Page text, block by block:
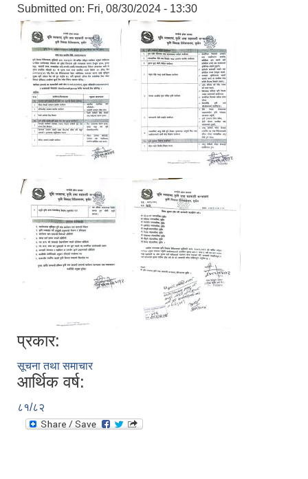
Submitted on: Fri, 08/30/2024 - 13:30
प्रकार:
सूचना तथा समाचार
आर्थिक वर्ष:
८१/८२